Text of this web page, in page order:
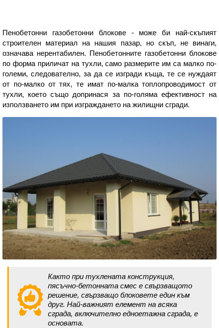
Пенобетонни газобетонни блокове - може би най-скъпият
строителен материал на нашия пазар, но скъп, не винаги,
означава нерентабилен. Пенобетонните газобетонни блокове
по форма приличат на тухли, само размерите им са малко по-
големи, следователно, за да се изгради къща, те се нуждаят
от по-малко от тях, те имат по-малка топлопроводимост от
тухли, което също допринася за по-голяма ефективност на
използването им при изграждането на жилищни сгради.
Както при тухлената конструкция,
пясъчно-бетонната смес е свързващото
решение, свързващо блоковете един към
друг. Най-важният елемент на всяка
сграда, включително едноетажна сграда, е
основата.